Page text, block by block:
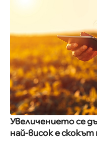
Увеличението се
най-висок е